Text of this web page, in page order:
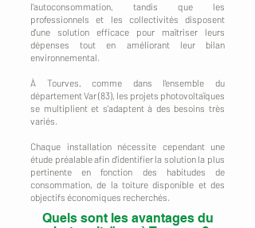
l'autoconsommation, tandis que les
professionnels et les collectivités disposent
d'une solution efficace pour maîtriser leurs
dépenses tout en améliorant leur bilan
environnemental.
À Tourves, comme dans l'ensemble du
département Var (83), les projets photovoltaïques
se multiplient et s'adaptent à des besoins très
variés.
Chaque installation nécessite cependant une
étude préalable afin d'identifier la solution la plus
pertinente en fonction des habitudes de
consommation, de la toiture disponible et des
objectifs économiques recherchés.
Quels sont les avantages du